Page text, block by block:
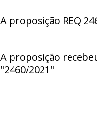
A proposição REQ
A proposição
"2460/2021"